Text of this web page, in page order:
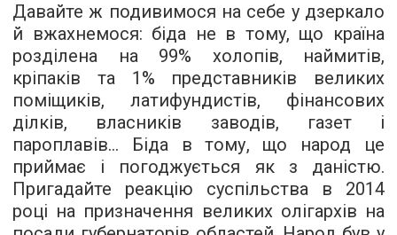
Давайте ж подивимося на себе у дзеркало
й вжахнемося: біда не в тому, що країна
розділена на 99% холопів, наймитів,
кріпаків та 1% представників великих
поміщиків, латифундистів, фінансових
ділків, власників заводів, газет і
пароплавів... Біда в тому, що народ це
приймає і погоджується як з даністю.
Пригадайте реакцію суспільства в 2014
році на призначення великих олігархів на